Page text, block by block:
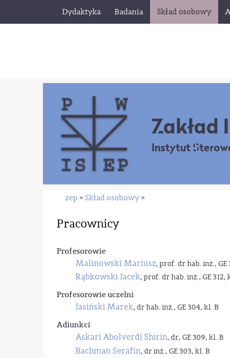
Dydaktyka Badania Skład osobowy
Zakład
Instytut
zep » Skład osobowy »
Pracownicy
Profesorowie
Malinowski Mariusz, prof. dr hab. inż., GE
Rąbkowski Jacek, prof. dr hab. inż., GE 312,
Profesorowie uczelni
Jasiński Marek, dr hab. inż., GE 304, kl. B
Adiunkci
Askari Abolverdi Shirin, dr, GE 309, kl. B
Bachman Serafin, dr inż., GE 303, kl. B